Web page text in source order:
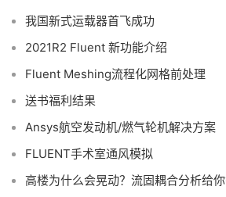
我国新式运载器首飞成功
2021R2 Fluent 新功能介绍
Fluent Meshing流程化网格前处理
送书福利结果
Ansys航空发动机/燃气轮机解决方案
FLUENT手术室通风模拟
高楼为什么会晃动？流固耦合分析给你